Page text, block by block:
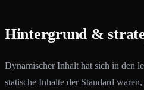
Hintergrund &
Dynamischer Inhalt hat sich in den
statische Inhalte der Standard